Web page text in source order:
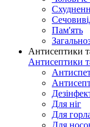
Пам'ять
Антисептики
Антисептики
Для ніг
Для